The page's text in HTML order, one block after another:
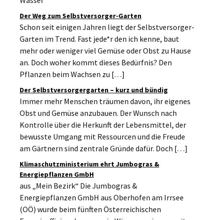
Der Weg zum Selbstversorger-Garten
Schon seit einigen Jahren liegt der Selbstversorger-
Garten im Trend. Fast jede*r den ich kenne, baut
mehr oder weniger viel Gemüse oder Obst zu Hause
an. Doch woher kommt dieses Bedürfnis? Den
Pflanzen beim Wachsen zu […]
Der Selbstversorgergarten – kurz und bündig
Immer mehr Menschen träumen davon, ihr eigenes
Obst und Gemüse anzubauen. Der Wunsch nach
Kontrolle über die Herkunft der Lebensmittel, der
bewusste Umgang mit Ressourcen und die Freude
am Gärtnern sind zentrale Gründe dafür. Doch […]
Klimaschutzministerium ehrt Jumbogras &
Energiepflanzen GmbH
aus „Mein Bezirk“ Die Jumbogras &
Energiepflanzen GmbH aus Oberhofen am Irrsee
(OÖ) wurde beim fünften Österreichischen